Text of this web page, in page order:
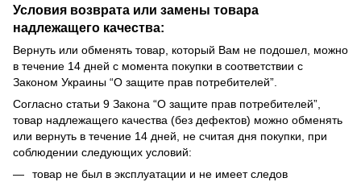
Условия возврата или замены товара
надлежащего качества:
Вернуть или обменять товар, который Вам не подошел, можно
в течение 14 дней с момента покупки в соответствии с
Законом Украины “О защите прав потребителей”.
Согласно статьи 9 Закона “О защите прав потребителей”,
товар надлежащего качества (без дефектов) можно обменять
или вернуть в течение 14 дней, не считая дня покупки, при
соблюдении следующих условий:
товар не был в эксплуатации и не имеет следов